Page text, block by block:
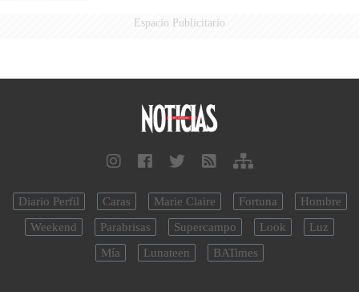
Espacio Publicitario
Diario Perfil Caras Marie Claire Fortuna
Hombre
Weekend
Parabrisas Supercampo Look
Luz
Mía
Lunateen BATimes